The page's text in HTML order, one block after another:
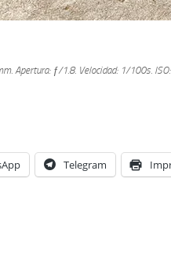
Apertura: ƒ/1.8. Velocidad: 1/100s.
Telegram